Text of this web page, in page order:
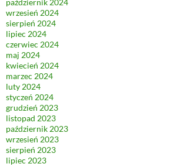
wrzesień 2024
sierpień 2024
lipiec 2024
czerwiec 2024
maj 2024
kwiecień 2024
marzec 2024
luty 2024
styczeń 2024
grudzień 2023
listopad 2023
październik 2023
wrzesień 2023
sierpień 2023
lipiec 2023